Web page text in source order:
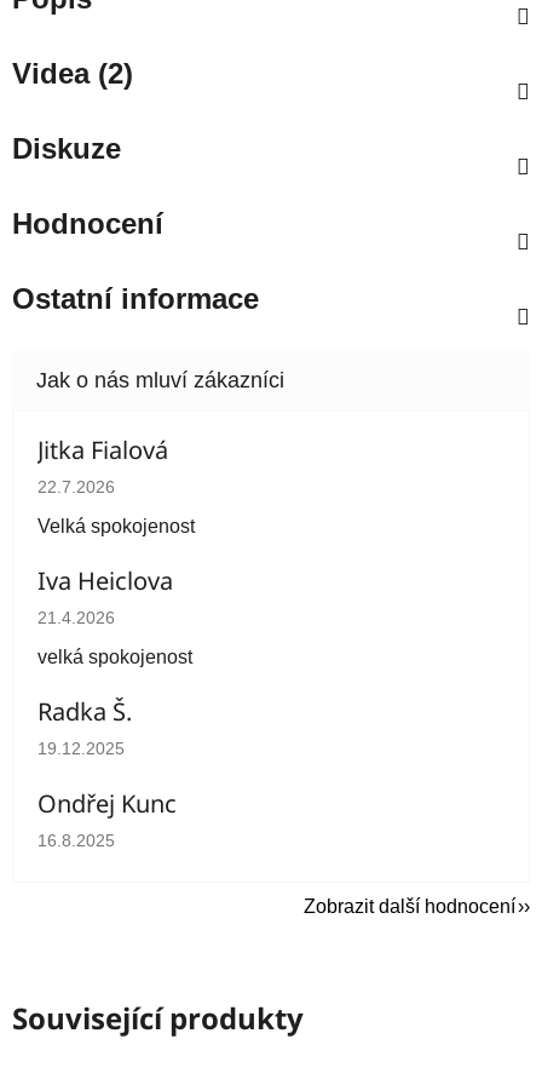
Videa (2)
Diskuze
Hodnocení
Ostatní informace
Jitka Fialová
Hodnocení obchodu je 5 z 5 hvězdiček.
22.7.2026
Velká spokojenost
Iva Heiclova
Hodnocení obchodu je 5 z 5 hvězdiček.
21.4.2026
velká spokojenost
Radka Š.
Hodnocení obchodu je 5 z 5 hvězdiček.
19.12.2025
Ondřej Kunc
Hodnocení obchodu je 5 z 5 hvězdiček.
16.8.2025
Zobrazit další hodnocení
Související produkty